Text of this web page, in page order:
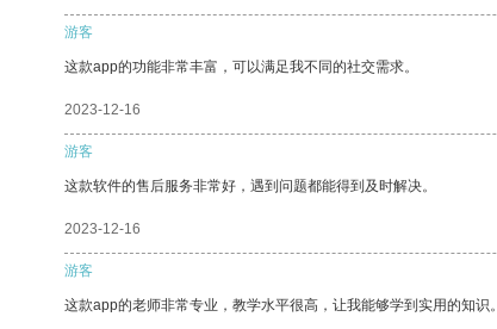
游客
这款app的功能非常丰富，可以满足我不同的社交需求。
2023-12-16
游客
这款软件的售后服务非常好，遇到问题都能得到及时解决。
2023-12-16
游客
这款app的老师非常专业，教学水平很高，让我能够学到实用的知识。